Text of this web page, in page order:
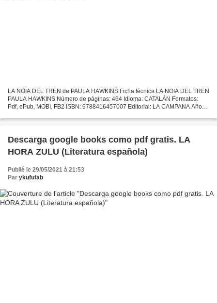
LA NOIA DEL TREN de PAULA HAWKINS Ficha técnica LA NOIA DEL TREN
PAULA HAWKINS Número de páginas: 464 Idioma: CATALÁN Formatos:
Pdf, ePub, MOBI, FB2 ISBN: 9788416457007 Editorial: LA CAMPANA Año
Descarga google books como pdf gratis. LA
HORA ZULU (Literatura española)
Publié le 29/05/2021 à 21:53
Par ykufufab